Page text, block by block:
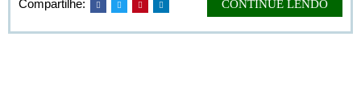
Compartilhe:
CONTINUE LENDO